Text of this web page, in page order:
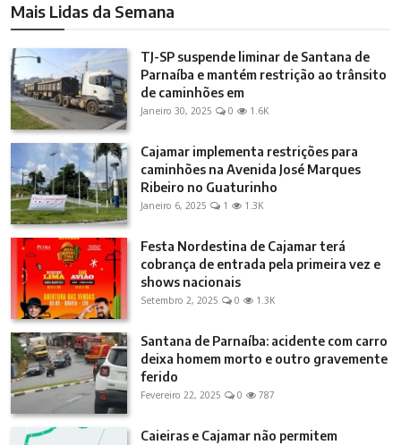
Mais Lidas da Semana
TJ-SP suspende liminar de Santana de
Parnaíba e mantém restrição ao trânsito
de caminhões em
Janeiro 30, 2025 0 1.6K
Cajamar implementa restrições para
caminhões na Avenida José Marques
Ribeiro no Guaturinho
Janeiro 6, 2025 1 1.3K
Festa Nordestina de Cajamar terá
cobrança de entrada pela primeira vez e
shows nacionais
Setembro 2, 2025 0 1.3K
Santana de Parnaíba: acidente com carro
deixa homem morto e outro gravemente
ferido
Fevereiro 22, 2025 0 787
Caieiras e Cajamar não permitem